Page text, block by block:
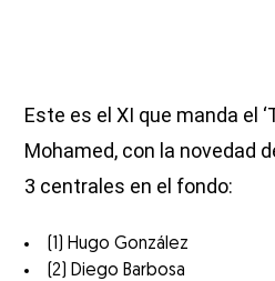
Este es el XI que manda el
Mohamed, con la novedad
3 centrales en el fondo:
(1) Hugo González
(2) Diego Barbosa